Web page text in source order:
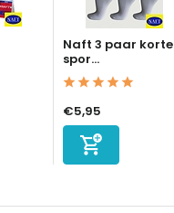
Naft 3 paar korte
spor...
€5,95